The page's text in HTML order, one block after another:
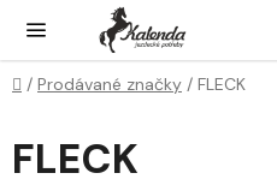
obsah
Domů
/ Prodávané značky / FLECK
FLECK